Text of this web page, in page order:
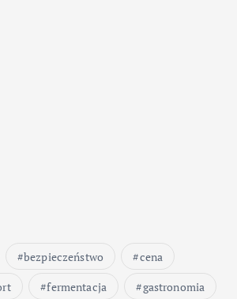
bezpieczeństwo
cena
fermentacja
gastronomia